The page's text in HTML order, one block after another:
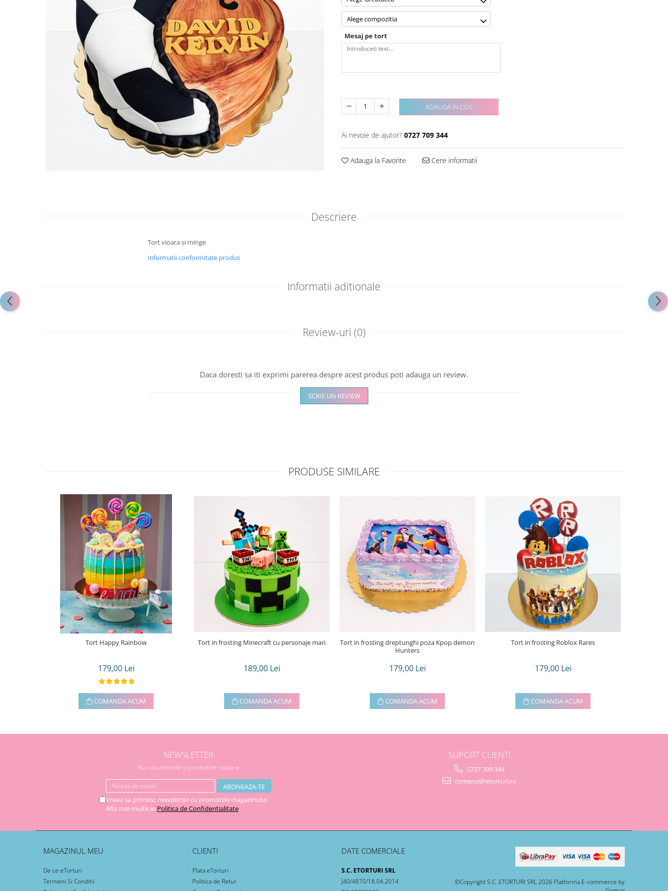
Torturi in frosting- crema pentru
Alege compozitia
Mesaj pe tort
ADAUGA IN COS
Ai nevoie de ajutor? 0727 709 344
Adauga la Favorite Cere informatii
Descriere
Tort vioara si minge
Informatii conformitate produs
Informatii aditionale
Review-uri (0)
Daca doresti sa iti exprimi parerea despre acest produs poti adauga un review.
SCRIE UN REVIEW
PRODUSE SIMILARE
Tort Happy Rainbow
179,00 Lei
COMANDA ACUM
Tort in frosting Minecraft cu personaje mari
189,00 Lei
COMANDA ACUM
Tort in frosting dreptunghi poza Kpop demon
Hunters
179,00 Lei
COMANDA ACUM
Tort in frosting Roblox Rares
179,00 Lei
COMANDA ACUM
NEWSLETTER
Nu rata ofertele si promotiile noastre
Vreau sa primesc newsletter cu promotiile magazinului.
Afla mai multe in Politica de Confidentialitate
SUPORT CLIENTI
0727 709 344
comenzi@etorturi.ro
MAGAZINUL MEU
De ce eTorturi
Termeni Si Conditii
CLIENTI
Plata eTorturi
Politica de Retur
DATE COMERCIALE
S.C. ETORTURI SRL
J40/4870/18.04.2014
©Copyright S.C. ETORTURI SRL 2026 Platforma E-commerce by